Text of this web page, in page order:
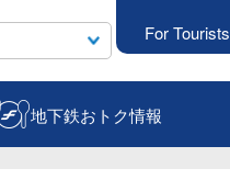
For Tourists
地下鉄おトク情報